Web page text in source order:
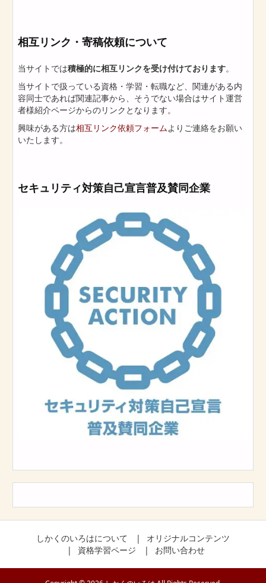
相互リンク・寄稿依頼について
当サイトでは積極的に相互リンクを受け付けております。
当サイトで扱っている資格・学習・転職など、関連がある内
容同士であれば関連記事から、そうでない場合はサイト運営
者様紹介ページからのリンクとなります。
興味がある方は相互リンク依頼フォームよりご連絡をお願い
いたします。
セキュリティ対策自己宣言普及賛同企業
しかくのいろはについて
オリジナルコンテンツ
資格学習ページ
お問い合わせ